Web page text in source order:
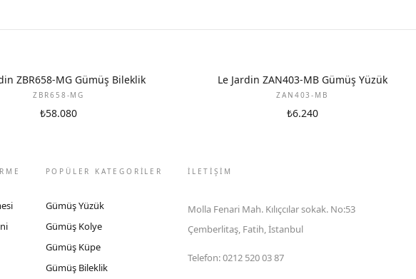
ZBR658-MG Gümüş Bileklik
ZBR658-MG
₺58.080
Le Jardin ZAN403-MB Gümüş Yüzük
ZAN403-MB
₺6.240
POPÜLER KATEGORİLER
Gümüş Yüzük
Gümüş Kolye
Gümüş Küpe
Gümüş Bileklik
İLETIŞIM
Molla Fenari Mah. Kılıçcılar sokak. No:53
Çemberlitaş, Fatih, İstanbul
Telefon:0212 520 03 87